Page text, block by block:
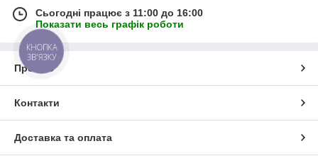
Сьогодні працює з 11:00 до 16:00
Показати весь графік роботи
Про нас
Контакти
Доставка та оплата
КНОПКА
ЗВ'ЯЗКУ